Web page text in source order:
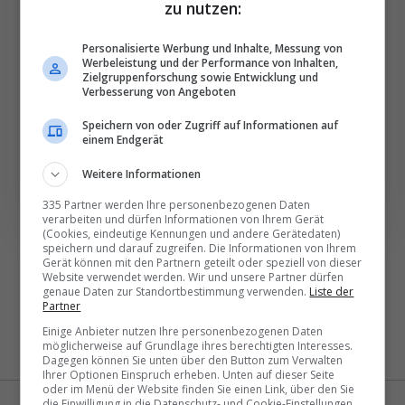
besten News direkt in
Ihr E‑Mail-Postfach
Täglich oder wöchentlich, mit mehr Insights oder
weniger. Bei Travel­news haben Sie die Wahl.
zu nutzen:
Personalisierte Werbung und Inhalte, Messung von
Werbeleistung und der Performance von Inhalten,
Zielgruppenforschung sowie Entwicklung und
Verbesserung von Angeboten
Speichern von oder Zugriff auf Informationen auf
einem Endgerät
Weitere Informationen
335 Partner werden Ihre personenbezogenen Daten
verarbeiten und dürfen Informationen von Ihrem Gerät
(Cookies, eindeutige Kennungen und andere Gerätedaten)
speichern und darauf zugreifen. Die Informationen von Ihrem
Gerät können mit den Partnern geteilt oder speziell von dieser
Website verwendet werden. Wir und unsere Partner dürfen
genaue Daten zur Standortbestimmung verwenden. Liste der
Partner
Einige Anbieter nutzen Ihre personenbezogenen Daten
möglicherweise auf Grundlage ihres berechtigten Interesses.
Dagegen können Sie unten über den Button zum Verwalten
Ihrer Optionen Einspruch erheben. Unten auf dieser Seite
oder im Menü der Website finden Sie einen Link, über den Sie